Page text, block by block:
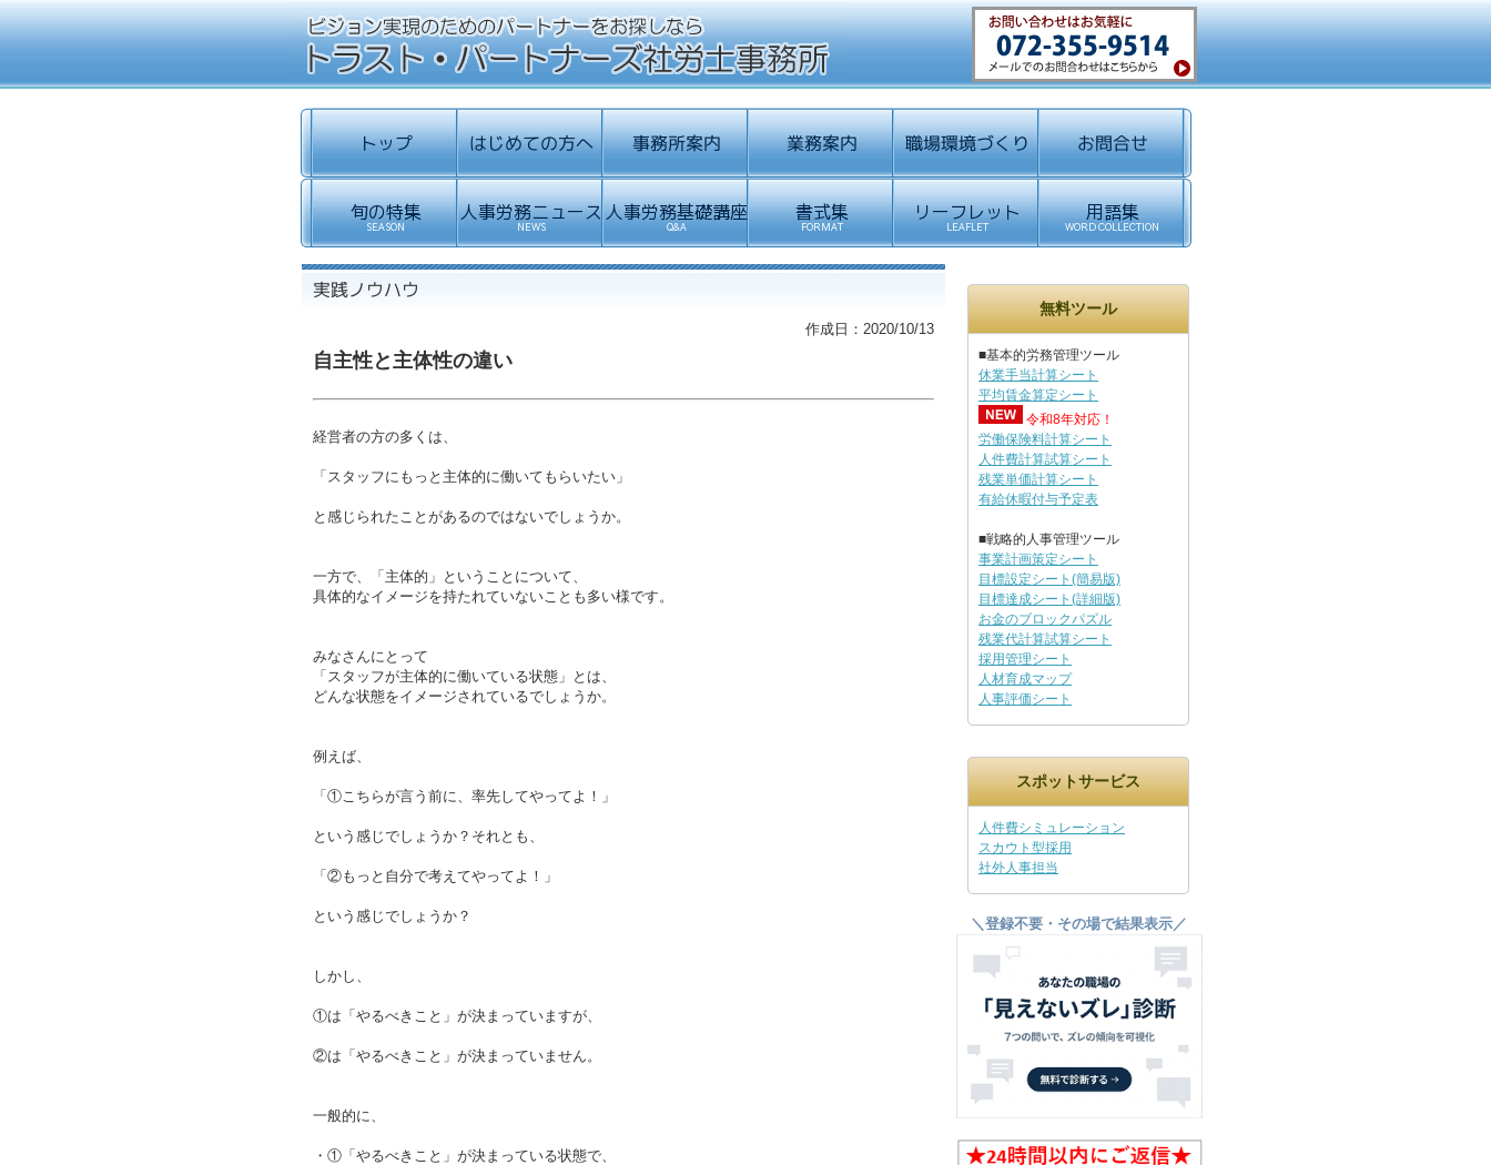
作成日：2020/10/13
自主性と主体性の違い
経営者の方の多くは、
「スタッフにもっと主体的に働いてもらいたい」
と感じられたことがあるのではないでしょうか。
一方で、「主体的」ということについて、
具体的なイメージを持たれていないことも多い様です。
みなさんにとって
「スタッフが主体的に働いている状態」とは、
どんな状態をイメージされているでしょうか。
例えば、
「①こちらが言う前に、率先してやってよ！」
という感じでしょうか？それとも、
「②もっと自分で考えてやってよ！」
という感じでしょうか？
しかし、
①は「やるべきこと」が決まっていますが、
②は「やるべきこと」が決まっていません。
一般的に、
・①「やるべきこと」が決まっている状態で、
無料ツール
■基本的労務管理ツール
休業手当計算シート
平均賃金算定シート
令和8年対応！
労働保険料計算シート
人件費計算試算シート
残業単価計算シート
有給休暇付与予定表
■戦略的人事管理ツール
事業計画策定シート
目標設定シート(簡易版)
目標達成シート(詳細版)
お金のブロックパズル
残業代計算試算シート
採用管理シート
人材育成マップ
人事評価シート
スポットサービス
人件費シミュレーション
スカウト型採用
社外人事担当
＼登録不要・その場で結果表示／